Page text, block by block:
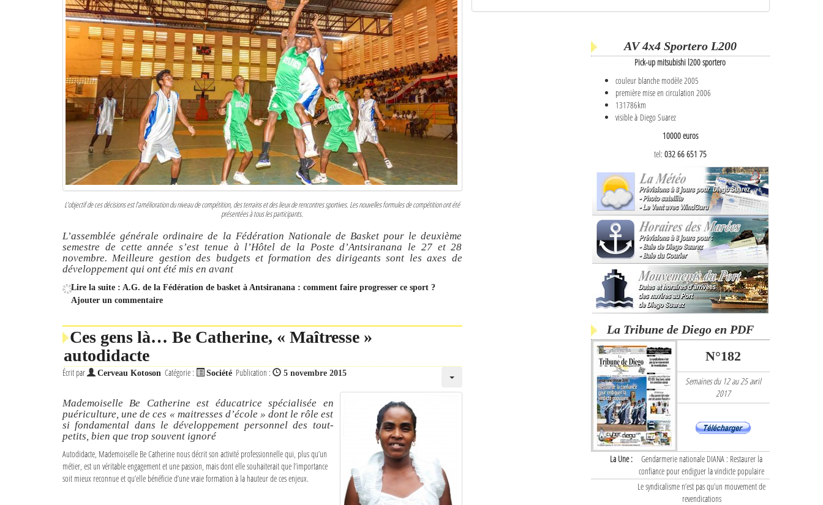
L’objectif de ces décisions est l’amélioration du niveau de compétition, des terrains et des lieux de rencontres sportives. Les nouvelles formules de compétition ont été
présentées à tous les participants.
L’assemblée générale ordinaire de la Fédération Nationale de Basket pour le deuxième
semestre de cette année s’est tenue à l’Hôtel de la Poste d’Antsiranana le 27 et 28
novembre. Meilleure gestion des budgets et formation des dirigeants sont les axes de
développement qui ont été mis en avant
Lire la suite : A.G. de la Fédération de basket à Antsiranana : comment faire progresser ce sport ?
Ajouter un commentaire
Ces gens là… Be Catherine, « Maîtresse »
autodidacte
Écrit par Cerveau Kotoson Catégorie : Société Publication : 5 novembre 2015
Mademoiselle Be Catherine est éducatrice spécialisée en
puériculture, une de ces « maitresses d’école » dont le rôle est
si fondamental dans le développement personnel des tout-
petits, bien que trop souvent ignoré
Autodidacte, Mademoiselle Be Catherine nous décrit son activité professionnelle qui, plus qu’un
métier, est un véritable engagement et une passion, mais dont elle souhaiterait que l’importance
soit mieux reconnue et qu’elle bénéficie d’une vraie formation à la hauteur de ces enjeux.
AV 4x4 Sportero L200
Pick-up mitsubishi l200 sportero
couleur blanche modèle 2005
première mise en circulation 2006
131786km
visible à Diego Suarez
10000 euros
tel: 032 66 651 75
La Tribune de Diego en PDF
N°182
Semaines du 12 au 25 avril
2017
La Une :
Gendarmerie nationale DIANA : Restaurer la
confiance pour endiguer la vindicte populaire
Le syndicalisme n’est pas qu’un mouvement de
revendications